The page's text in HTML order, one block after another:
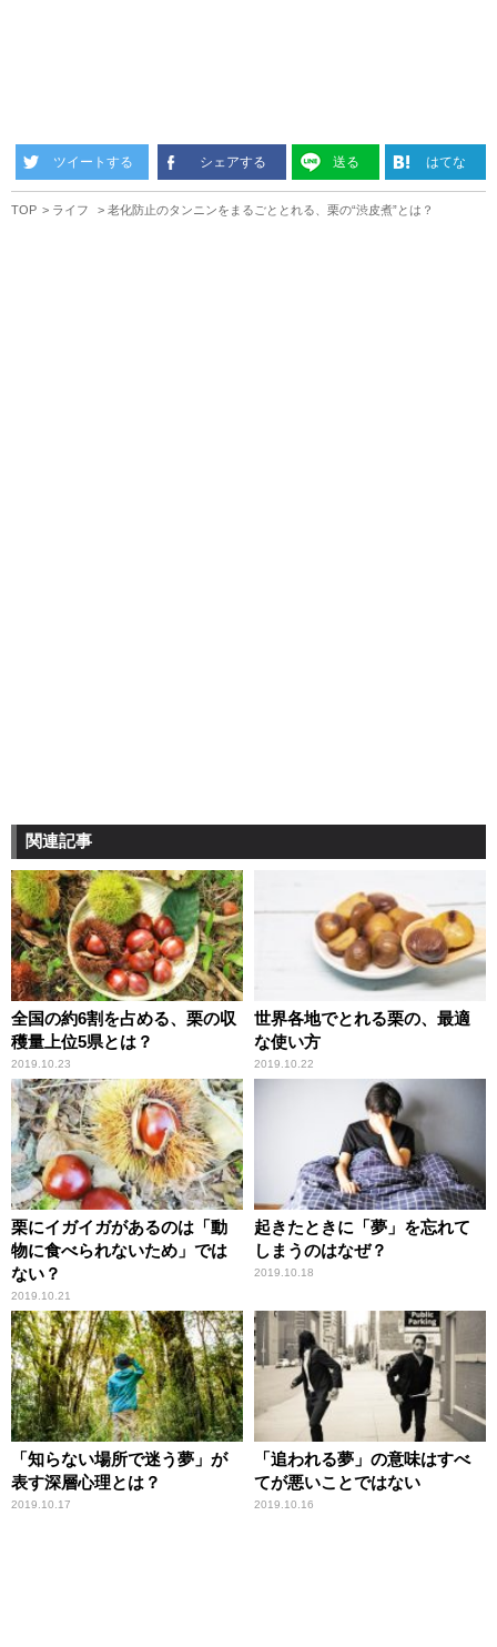
ツイートする シェアする 送る はてな
TOP ライフ 老化防止のタンニンをまるごととれる、栗の“渋皮煮”とは？
関連記事
全国の約6割を占める、栗の収
穫量上位5県とは？
2019.10.23
世界各地でとれる栗の、最適
な使い方
2019.10.22
栗にイガイガがあるのは「動
物に食べられないため」では
ない？
2019.10.21
起きたときに「夢」を忘れて
しまうのはなぜ？
2019.10.18
「知らない場所で迷う夢」が
表す深層心理とは？
2019.10.17
「追われる夢」の意味はすべ
てが悪いことではない
2019.10.16